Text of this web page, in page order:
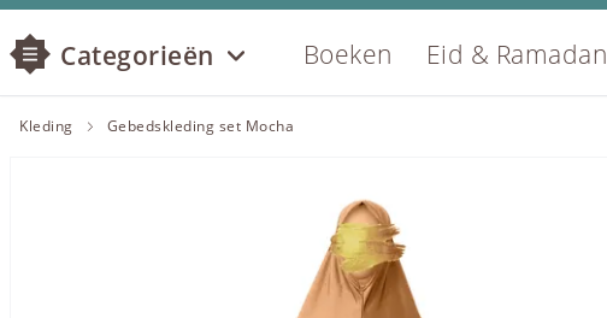
Categorieën Boeken Eid & Ramadan
Kleding Gebedskleding set Mocha